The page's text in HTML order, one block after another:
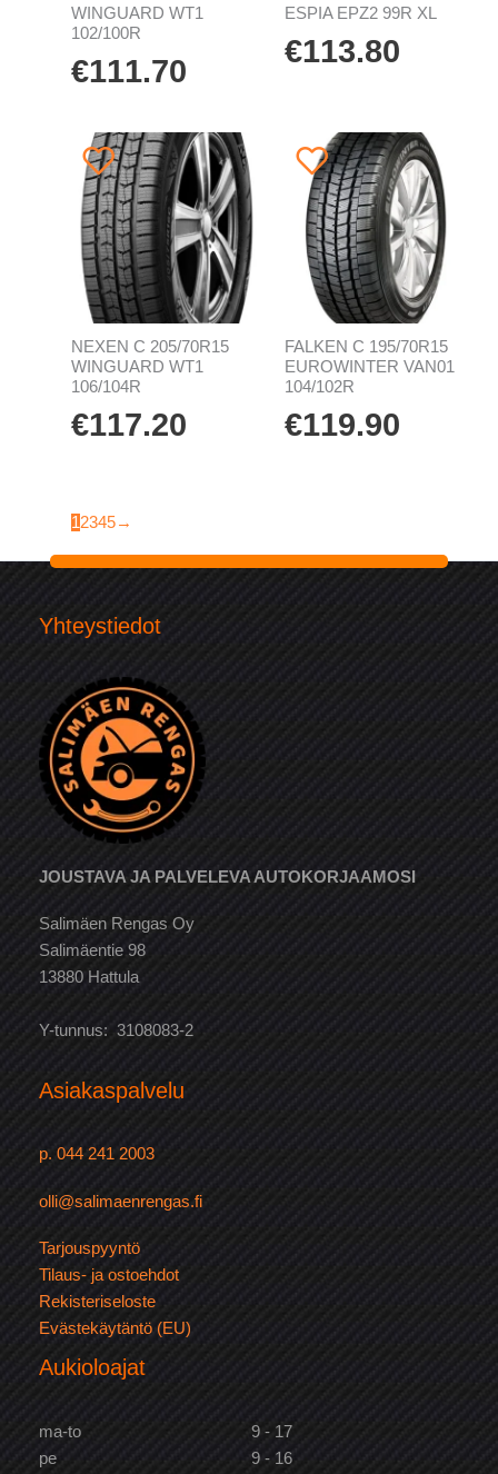
WINGUARD WT1
102/100R
€111.70
ESPIA EPZ2 99R XL
€113.80
NEXEN C 205/70R15
WINGUARD WT1
106/104R
€117.20
FALKEN C 195/70R15
EUROWINTER VAN01
104/102R
€119.90
12345→
Yhteystiedot
JOUSTAVA JA PALVELEVA AUTOKORJAAMOSI
Salimäen Rengas Oy
Salimäentie 98
13880 Hattula
Y-tunnus: 3108083-2
Asiakaspalvelu
p. 044 241 2003
olli@salimaenrengas.fi
Tarjouspyyntö
Tilaus- ja ostoehdot
Rekisteriseloste
Evästekäytäntö (EU)
Aukioloajat
ma-to
9 - 17
pe
9 - 16